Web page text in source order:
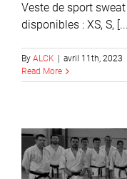
Veste de sport
disponibles : XS, S,
By ALCK avril 11th, 2023
Read More